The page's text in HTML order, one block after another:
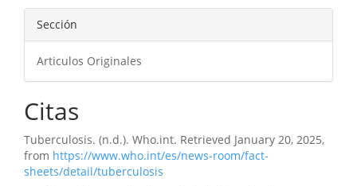
Sección
Articulos Originales
Citas
Tuberculosis. (n.d.). Who.int. Retrieved January 20, 2025,
from https://www.who.int/es/news-room/fact-
sheets/detail/tuberculosis